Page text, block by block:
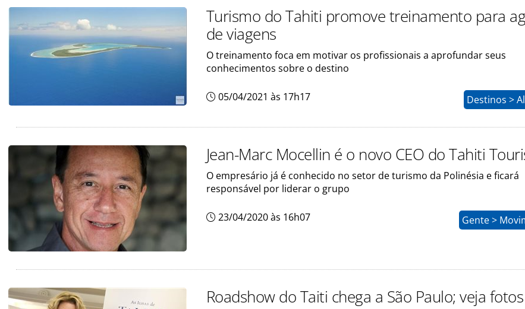
Turismo do Tahiti promove treinamento para
de viagens
O treinamento foca em motivar os profissionais a aprofundar seus
conhecimentos sobre o destino
05/04/2021 às 17h17 Destinos >
Jean-Marc Mocellin é o novo CEO do Tahiti
O empresário já é conhecido no setor de turismo da Polinésia e ficará
responsável por liderar o grupo
23/04/2020 às 16h07 Gente >
Roadshow do Taiti chega a São Paulo; veja fotos